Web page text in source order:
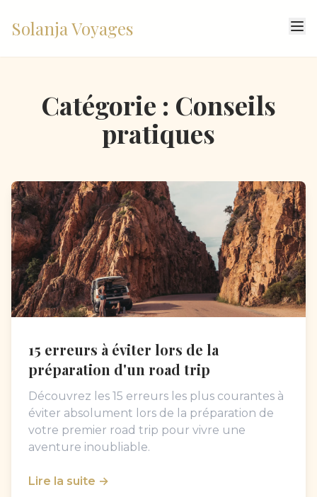
Solanja Voyages
Catégorie : Conseils
pratiques
15 erreurs à éviter lors de la
préparation d'un road trip
Découvrez les 15 erreurs les plus courantes à
éviter absolument lors de la préparation de
votre premier road trip pour vivre une
aventure inoubliable.
Lire la suite →